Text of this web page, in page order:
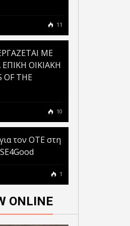
AMAZON ASTRO: ΕΝΑ
11
ΜΕ
ΕΠΙΚΗ ΟΙΚΙΑΚΗ
THE
10
τον ΟΤΕ στη
1
ONLINE